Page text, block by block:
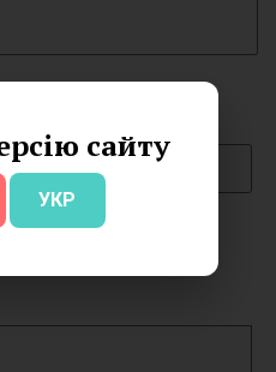
сайту
УКР